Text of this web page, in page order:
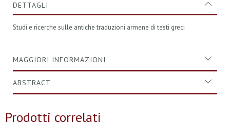
DETTAGLI
Studi e ricerche sulle antiche traduzioni armene di testi greci
MAGGIORI INFORMAZIONI
ABSTRACT
Prodotti correlati